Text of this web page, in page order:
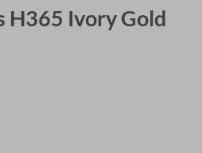
H365 Ivory Gold